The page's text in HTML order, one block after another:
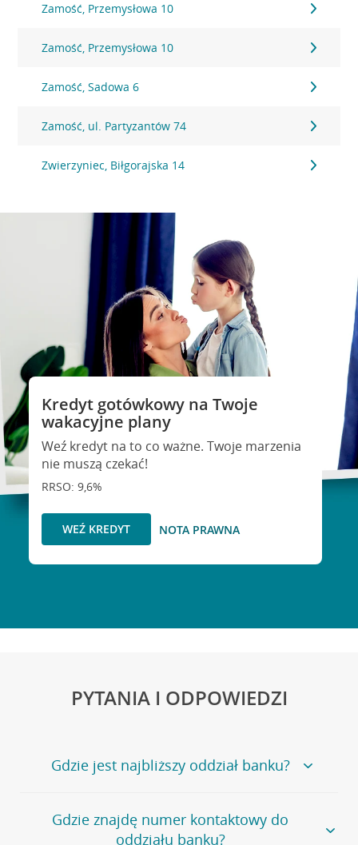
Zamość, Przemysłowa 10
Zamość, Przemysłowa 10
Zamość, Sadowa 6
Zamość, ul. Partyzantów 74
Zwierzyniec, Biłgorajska 14
Kredyt gotówkowy na Twoje
wakacyjne plany
Weź kredyt na to co ważne. Twoje marzenia
nie muszą czekać!
RRSO: 9,6%
WEŹ KREDYT NOTA PRAWNA
PYTANIA I ODPOWIEDZI
Gdzie jest najbliższy oddział banku?
Jeśli szukasz oddziału naszego banku, zapraszamy na
stronęPlacówki i bankomaty, na której znajduje się
Gdzie znajdę numer kontaktowy do
oddziału banku?